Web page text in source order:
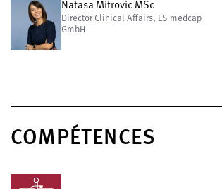
Natasa Mitrovic MSc
Director Clinical Affairs, LS medcap
GmbH
COMPÉTENCES